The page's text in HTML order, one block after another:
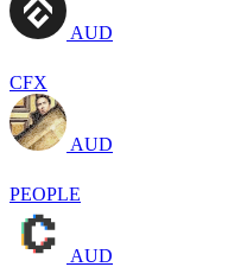
AUD
CFX
AUD
PEOPLE
AUD